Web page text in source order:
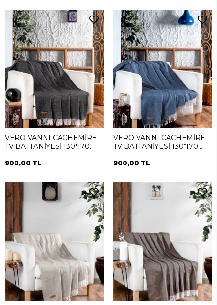
VERO VANNI CACHEMİRE
TV BATTANİYESİ 130*170
900,00 TL
VERO VANNI CACHEMİRE
TV BATTANİYESİ 130*170
900,00 TL